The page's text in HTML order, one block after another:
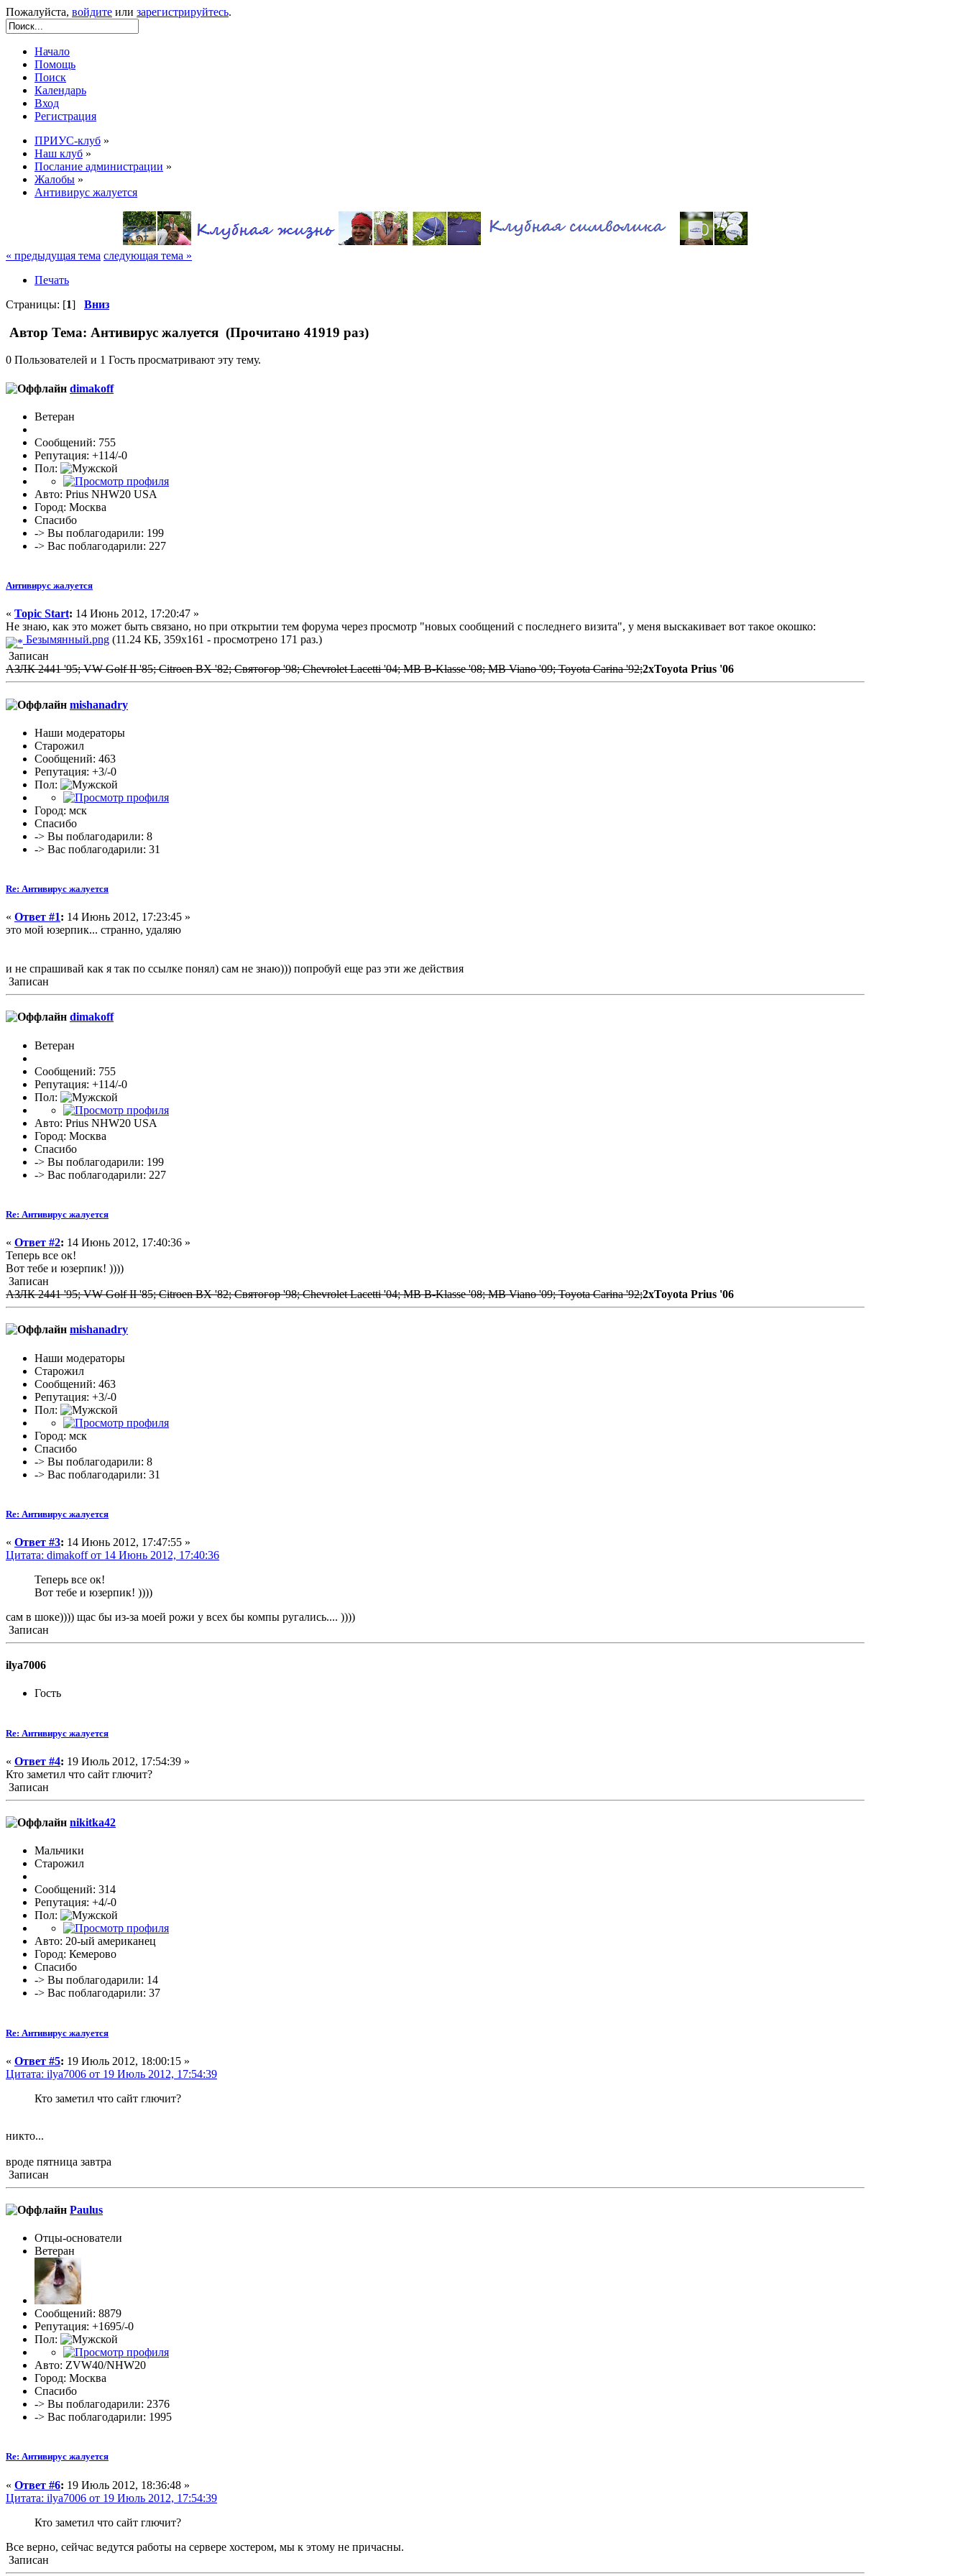
Пожалуйста, войдите или зарегистрируйтесь.
Начало
Помощь
Поиск
Календарь
Вход
Регистрация
ПРИУС-клуб »
Наш клуб »
Послание администрации »
Жалобы »
Антивирус жалуется
« предыдущая тема следующая тема »
Печать
Страницы: [1] Вниз
Автор Тема: Антивирус жалуется (Прочитано 41919 раз)
0 Пользователей и 1 Гость просматривают эту тему.
dimakoff
Ветеран
Сообщений: 755
Репутация: +114/-0
Пол:
Авто: Prius NHW20 USA
Город: Москва
Спасибо
-> Вы поблагодарили: 199
-> Вас поблагодарили: 227
Антивирус жалуется
« Topic Start: 14 Июнь 2012, 17:20:47 »
Не знаю, как это может быть связано, но при открытии тем форума через просмотр "новых сообщений с последнего визита", у меня выскакивает вот такое окошко:
Безымянный.png (11.24 КБ, 359x161 - просмотрено 171 раз.)
Записан
АЗЛК 2441 '95; VW Golf II '85; Citroen BX '82; Святогор '98; Chevrolet Lacetti '04; MB B-Klasse '08; MB Viano '09; Toyota Carina '92;2хToyota Prius '06
mishanadry
Наши модераторы
Старожил
Сообщений: 463
Репутация: +3/-0
Пол:
Город: мск
Спасибо
-> Вы поблагодарили: 8
-> Вас поблагодарили: 31
Re: Антивирус жалуется
« Ответ #1: 14 Июнь 2012, 17:23:45 »
это мой юзерпик... странно, удаляю
и не спрашивай как я так по ссылке понял) сам не знаю))) попробуй еще раз эти же действия
Записан
dimakoff
Ветеран
Сообщений: 755
Репутация: +114/-0
Пол:
Авто: Prius NHW20 USA
Город: Москва
Спасибо
-> Вы поблагодарили: 199
-> Вас поблагодарили: 227
Re: Антивирус жалуется
« Ответ #2: 14 Июнь 2012, 17:40:36 »
Теперь все ок!
Вот тебе и юзерпик! ))))
Записан
АЗЛК 2441 '95; VW Golf II '85; Citroen BX '82; Святогор '98; Chevrolet Lacetti '04; MB B-Klasse '08; MB Viano '09; Toyota Carina '92;2хToyota Prius '06
mishanadry
Наши модераторы
Старожил
Сообщений: 463
Репутация: +3/-0
Пол:
Город: мск
Спасибо
-> Вы поблагодарили: 8
-> Вас поблагодарили: 31
Re: Антивирус жалуется
« Ответ #3: 14 Июнь 2012, 17:47:55 »
Цитата: dimakoff от 14 Июнь 2012, 17:40:36
Теперь все ок!
Вот тебе и юзерпик! ))))
сам в шоке)))) щас бы из-за моей рожи у всех бы компы ругались.... ))))
Записан
ilya7006
Гость
Re: Антивирус жалуется
« Ответ #4: 19 Июль 2012, 17:54:39 »
Кто заметил что сайт глючит?
Записан
nikitka42
Мальчики
Старожил
Сообщений: 314
Репутация: +4/-0
Пол:
Авто: 20-ый американец
Город: Кемерово
Спасибо
-> Вы поблагодарили: 14
-> Вас поблагодарили: 37
Re: Антивирус жалуется
« Ответ #5: 19 Июль 2012, 18:00:15 »
Цитата: ilya7006 от 19 Июль 2012, 17:54:39
Кто заметил что сайт глючит?
никто...
вроде пятница завтра
Записан
Paulus
Отцы-основатели
Ветеран
Сообщений: 8879
Репутация: +1695/-0
Пол:
Авто: ZVW40/NHW20
Город: Москва
Спасибо
-> Вы поблагодарили: 2376
-> Вас поблагодарили: 1995
Re: Антивирус жалуется
« Ответ #6: 19 Июль 2012, 18:36:48 »
Цитата: ilya7006 от 19 Июль 2012, 17:54:39
Кто заметил что сайт глючит?
Все верно, сейчас ведутся работы на сервере хостером, мы к этому не причасны.
Записан